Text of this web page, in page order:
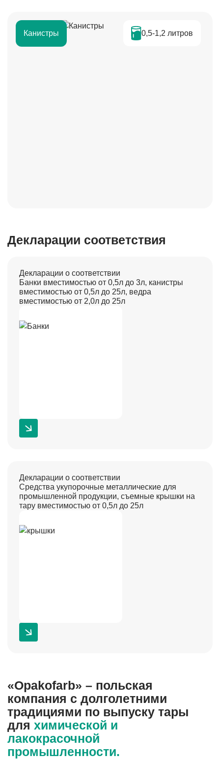
Канистры 0,5-1,2 литров
Декларации соответствия
Декларации о соответствии
Банки вместимостью от 0,5л до 3л, канистры
вместимостью от 0,5л до 25л, ведра
вместимостью от 2,0л до 25л
Декларации о соответствии
Средства укупорочные металлические для
промышленной продукции, съемные крышки на
тару вместимостью от 0,5л до 25л
«Opakofarb» – польская
компания с долголетними
традициями по выпуску тары
для химической и
лакокрасочной
промышленности.